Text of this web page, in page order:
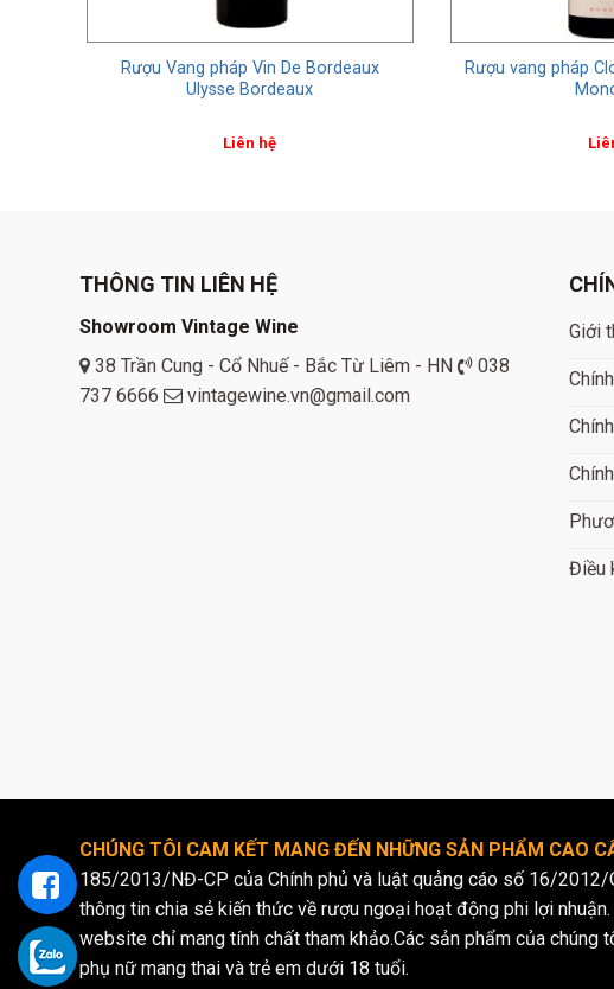
Rượu Vang pháp Vin De Bordeaux
Ulysse Bordeaux
Liên hệ
Rượu vang pháp
THÔNG TIN LIÊN HỆ
Showroom Vintage Wine
38 Trần Cung - Cổ Nhuế - Bắc Từ Liêm - HN
038
737 6666
vintagewine.vn@gmail.com
Giới
Điều
CHÚNG TÔI CAM KẾT MANG ĐẾN NHỮNG SẢN PHẨM CAO
185/2013/NĐ-CP của Chính phủ và luật quảng cáo số 16/2012/
thông tin chia sẻ kiến thức về rượu ngoại hoạt động phi lợi
website chỉ mang tính chất tham khảo.Các sản phẩm của
phụ nữ mang thai và trẻ em dưới 18 tuổi.